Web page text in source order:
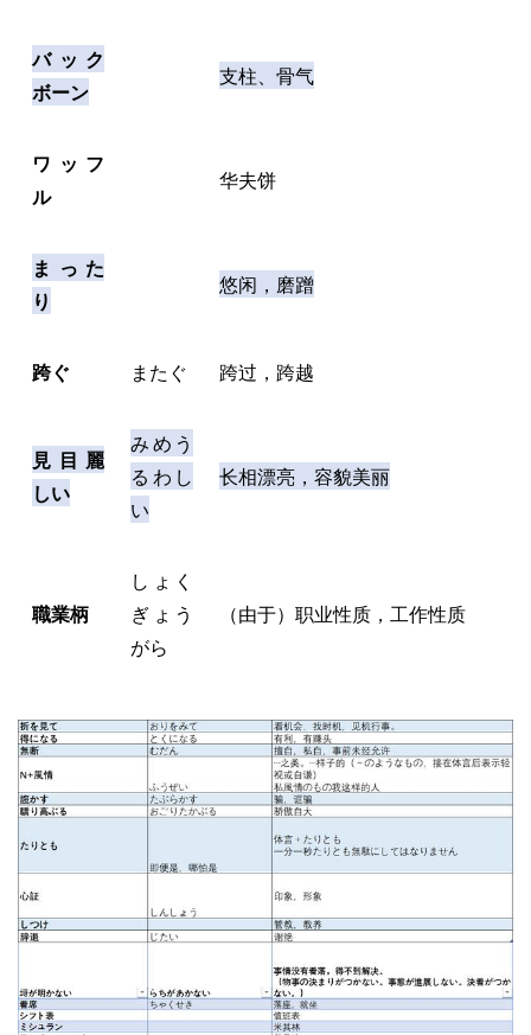
バック
ボーン
支柱、骨气
ワッフ
ル
华夫饼
まった
り
悠闲，磨蹭
跨ぐ またぐ 跨过，跨越
見目麗
しい
みめう
るわし
い
长相漂亮，容貌美丽
職業柄
しょく
ぎょう
がら
（由于）职业性质，工作性质